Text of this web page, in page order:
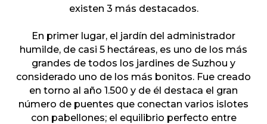
existen 3 más destacados.
En primer lugar, el jardín del administrador
humilde, de casi 5 hectáreas, es uno de los más
grandes de todos los jardines de Suzhou y
considerado uno de los más bonitos. Fue creado
en torno al año 1.500 y de él destaca el gran
número de puentes que conectan varios islotes
con pabellones; el equilibrio perfecto entre